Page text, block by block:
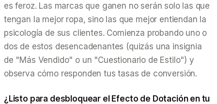
es feroz. Las marcas que ganen no serán solo las que
tengan la mejor ropa, sino las que mejor entiendan la
psicología de sus clientes. Comienza probando uno o
dos de estos desencadenantes (quizás una insignia
de "Más Vendido" o un "Cuestionario de Estilo") y
observa cómo responden tus tasas de conversión.
¿Listo para desbloquear el Efecto de Dotación en tu